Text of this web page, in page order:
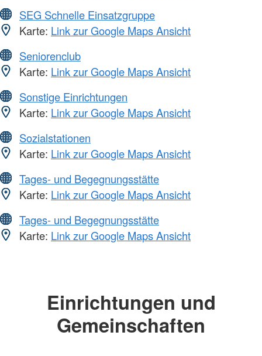
SEG Schnelle Einsatzgruppe
Karte: Link zur Google Maps Ansicht
Seniorenclub
Karte: Link zur Google Maps Ansicht
Sonstige Einrichtungen
Karte: Link zur Google Maps Ansicht
Sozialstationen
Karte: Link zur Google Maps Ansicht
Tages- und Begegnungsstätte
Karte: Link zur Google Maps Ansicht
Tages- und Begegnungsstätte
Karte: Link zur Google Maps Ansicht
Einrichtungen und
Gemeinschaften